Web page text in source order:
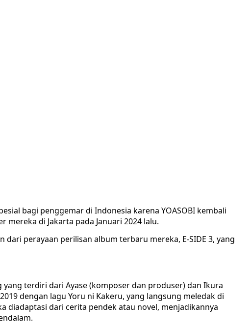
bagi penggemar di Indonesia karena YOASOBI kembali
mereka di Jakarta pada Januari 2024 lalu.
dari perayaan perilisan album terbaru mereka, E-SIDE 3, yang
yang terdiri dari Ayase (komposer dan produser) dan Ikura
dengan lagu Yoru ni Kakeru, yang langsung meledak di
diadaptasi dari cerita pendek atau novel, menjadikannya